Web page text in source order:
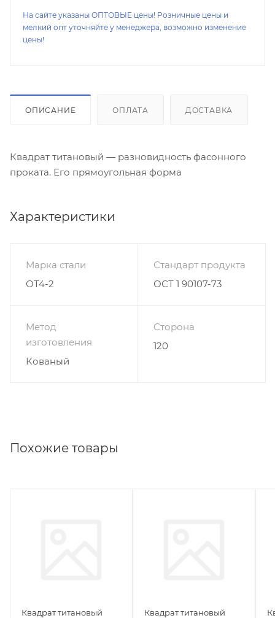
На сайте указаны ОПТОВЫЕ цены! Розничные цены и
мелкий опт уточняйте у менеджера, возможно изменение
цены!
ОПИСАНИЕ ОПЛАТА ДОСТАВКА
Квадрат титановый — разновидность фасонного
проката. Его прямоугольная форма
Характеристики
Марка стали
ОТ4-2
Стандарт продукта
ОСТ 1 90107-73
Метод
изготовления
Кованый
Сторона
120
Похожие товары
Квадрат титановый
Квадрат титановый